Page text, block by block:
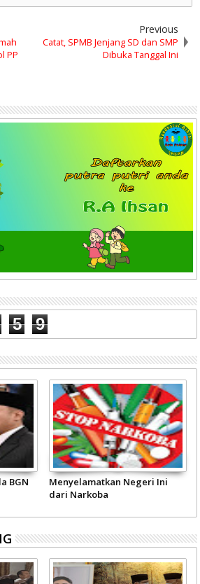
PP
Previous
Catat, SPMB Jenjang SD dan SMP
Dibuka Tanggal Ini
5 9
BGN
Menyelamatkan Negeri Ini
dari Narkoba